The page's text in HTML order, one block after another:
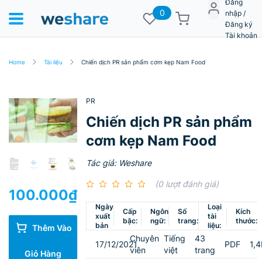
0
Đăng
nhập /
Đăng ký
Tài khoản
Home Tài liệu Chiến dịch PR sản phẩm cơm kẹp Nam Food
100.000₫
Thêm Vào
Giỏ Hàng
PR
Chiến dịch PR sản phẩm
cơm kẹp Nam Food
Tác giả: Weshare
(0 lượt đánh giá)
Ngày
xuất
bản
Cấp
bậc:
Ngôn
ngữ:
Số
trang:
Loại
tài
liệu:
Kích
thước:
17/12/2021
Chuyên
viên
Tiếng
việt
43
trang
PDF